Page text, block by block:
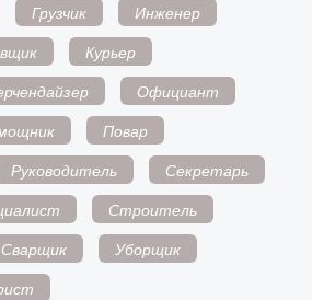
Грузчик
Инженер
Курьер
Официант
Повар
Руководитель
Секретарь
Строитель
Сварщик
Уборщик